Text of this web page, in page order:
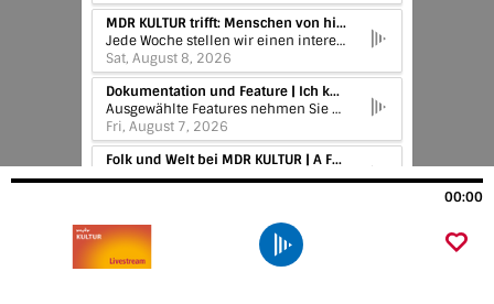
MDR KULTUR trifft: Menschen von hier | MDR KULTUR trifft Dieter König
Jede Woche stellen wir einen interessanten Menschen vor, der sich dem kulturellen Leben in Sachsen, Sachsen-Anhalt oder Thüringen besonders verpflichtet hat. Unsere Gäste geben Einblicke in ihr privates Leben und stellen ihre Arbeit vor.
Sat, August 8, 2026
Dokumentation und Feature | Ich komme und gehe wieder – das wundersame Leben des Joachim Ringelnatz
Ausgewählte Features nehmen Sie mit in das riesige Themenspektrum der Kultur, vom Blick in die Geschichte bis zu hochaktuellen Fragen unserer Zeit, vom Wissenschafts- bis zum Lifestyle-Thema – lassen Sie sich inspirieren!
Fri, August 7, 2026
Folk und Welt bei MDR KULTUR | A Farewell
Neuvorstellungen, spannende Alben und aktuelle Strömungen der Folk- und Weltmusik.
Wed, August 5, 2026
00:00